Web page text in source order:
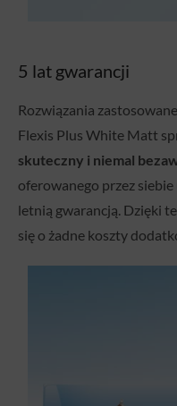
5 lat gwarancji
Rozwiązania
Flexis Plus White Matt
skuteczny i niemal
oferowanego przez siebie
letnią gwarancją. Dzięki
się o żadne koszty